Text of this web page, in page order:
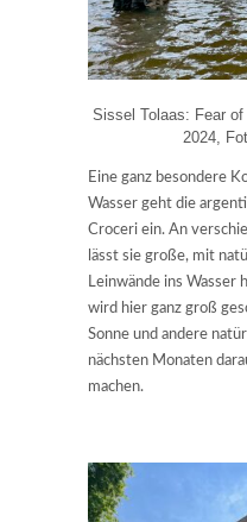
Sissel Tolaas: Fear
2024,
Eine ganz besondere
Wasser geht die
Croceri ein. An
lässt sie große, mit
Leinwände ins Wasser
wird hier ganz groß
Sonne und andere
nächsten Monaten
machen.